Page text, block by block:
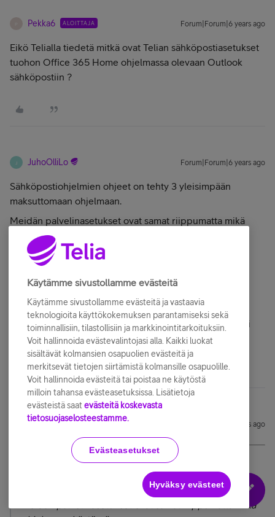
Pekka6 ALOITTAJA Forum|Forum|6 years ago
Eikö Telialla tiedetä mitkä ovat Telian sähköpostiasetukset
tuohon Office 365 Home ohjelmassa olevaan Outlook
sähköpostiin ?
J JuhoOlliLo Forum|Forum|6 years ago
Sähköpostiohjelmien ohjeet on tehty 3 yleisimpään
maksuttomaan ohjelmaan.
Meidän palvelinasetukset ovat samat riippumatta mikä
ohjelma on käytössä.
Ongelmana tässä on nyt että se sinun käyttämä ohjelma
vaihtaa niitä palvelinasetuksia itsestään.
Tuota myös kollega testasi Outlookin kanssa mutta ei
saanut ongelmaa toistettua.
Onko sinun Office 365 ihan yksityis käyttöön ostettu vai
jokin firman tai oppilaitoksen lisenssin alainen?
Pekka6 ALOITTAJA Forum|Forum|6 years ago
@ kirjoitti:
Sähköpostiohjelmien ohjeet on tehty 3 yleisimpään
Meidän palvelinasetukset ovat samat riippumatta mikä
Käytämme sivustollamme evästeitä
Käytämme sivustollamme evästeitä ja vastaavia
teknologioita käyttökokemuksen parantamiseksi sekä
toiminnallisiin, tilastollisiin ja markkinointitarkoituksiin.
Voit hallinnoida evästevalintojasi alla. Kaikki luokat
sisältävät kolmansien osapuolien evästeitä ja
merkitsevät tietojen siirtämistä kolmansille osapuolille.
Voit hallinnoida evästeitä tai poistaa ne käytöstä
milloin tahansa evästeasetuksissa. Lisätietoja
evästeistä saat evästeitä koskevasta
tietosuojaselosteestamme.
Evästeasetukset
Hyväksy evästeet